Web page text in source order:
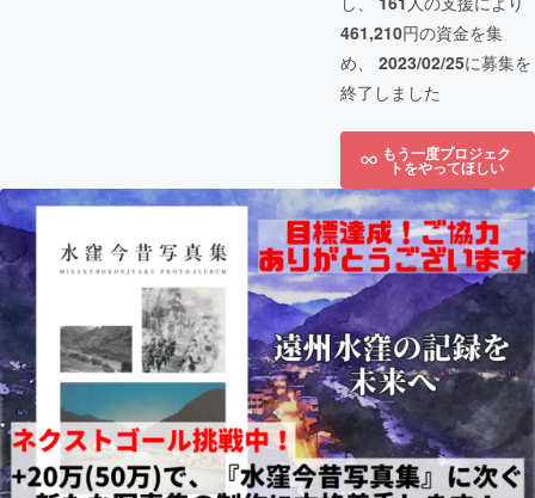
461,210円の資金を集
め、 2023/02/25に募集を
終了しました
もう一度プロジェク
トをやってほしい